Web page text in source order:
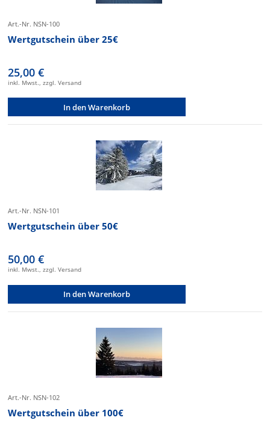
Art.-Nr. NSN-100
Wertgutschein über 25€
25,00 €
inkl. Mwst., zzgl. Versand
In den Warenkorb
Art.-Nr. NSN-101
Wertgutschein über 50€
50,00 €
inkl. Mwst., zzgl. Versand
In den Warenkorb
Art.-Nr. NSN-102
Wertgutschein über 100€